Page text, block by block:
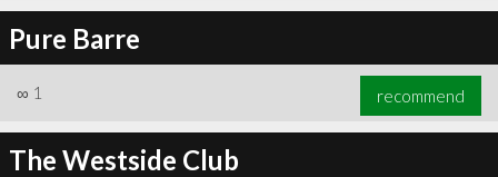
Pure Barre
∞ 1 recommend
The Westside Club